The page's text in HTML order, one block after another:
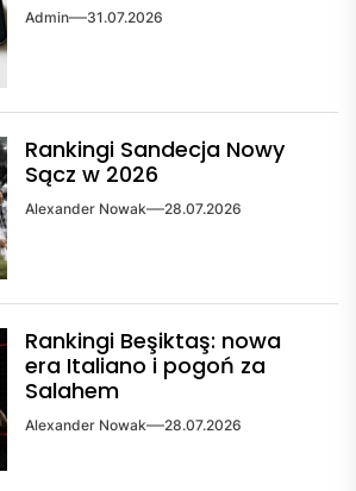
Admin 31.07.2026
Rankingi Sandecja Nowy
Sącz w 2026
Alexander Nowak 28.07.2026
Rankingi Beşiktaş: nowa
era Italiano i pogoń za
Salahem
Alexander Nowak 28.07.2026